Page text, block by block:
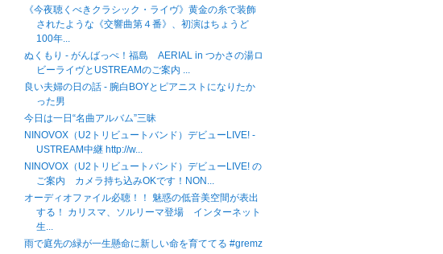
《今夜聴くべきクラシック・ライヴ》黄金の糸で装飾
されたような《交響曲第４番》、初演はちょうど
100年...
ぬくもり - がんばっぺ！福島 AERIAL in つかさの湯ロ
ビーライヴとUSTREAMのご案内 ...
良い夫婦の日の話 - 腕白BOYとピアニストになりたか
った男
今日は一日“名曲アルバム”三昧
NINOVOX（U2トリビュートバンド）デビューLIVE! -
USTREAM中継 http://w...
NINOVOX（U2トリビュートバンド）デビューLIVE! の
ご案内 カメラ持ち込みOKです！NON...
オーディオファイル必聴！！ 魅惑の低音美空間が表出
する！ カリスマ、ソルリーマ登場 インターネット
生...
雨で庭先の緑が一生懸命に新しい命を育ててる #gremz